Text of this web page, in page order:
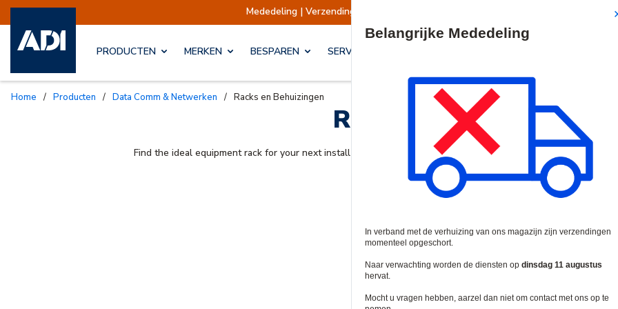
Mededeling | Verzendingen opgeschort Verzendingen
PRODUCTEN MERKEN BESPAREN SERVICES & OPLOSSINGEN
Home / Producten / Data Comm & Netwerken / Racks en Behuizingen
Racks en Behuizingen
Find the ideal equipment rack for your next install at ADI. We carry cabinets frames, structured wiring
level pricing for premium solutions.